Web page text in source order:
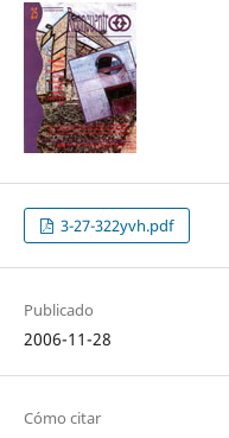
3-27-322yvh.pdf
Publicado
2006-11-28
Cómo citar